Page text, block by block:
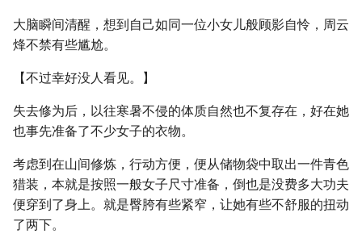
大脑瞬间清醒，想到自己如同一位小女儿般顾影自怜，周云
烽不禁有些尴尬。
【不过幸好没人看见。】
失去修为后，以往寒暑不侵的体质自然也不复存在，好在她
也事先准备了不少女子的衣物。
考虑到在山间修炼，行动方便，便从储物袋中取出一件青色
猎装，本就是按照一般女子尺寸准备，倒也是没费多大功夫
便穿到了身上。就是臀胯有些紧窄，让她有些不舒服的扭动
了两下。